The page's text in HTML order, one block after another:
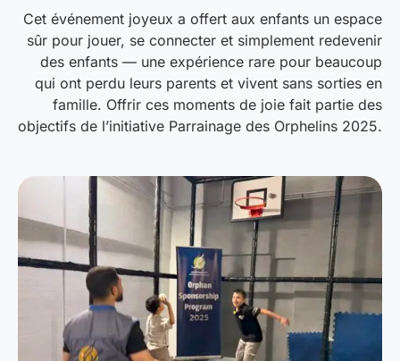
Cet événement joyeux a offert aux enfants un espace
sûr pour jouer, se connecter et simplement redevenir
des enfants — une expérience rare pour beaucoup
qui ont perdu leurs parents et vivent sans sorties en
famille. Offrir ces moments de joie fait partie des
objectifs de l’initiative Parrainage des Orphelins 2025.